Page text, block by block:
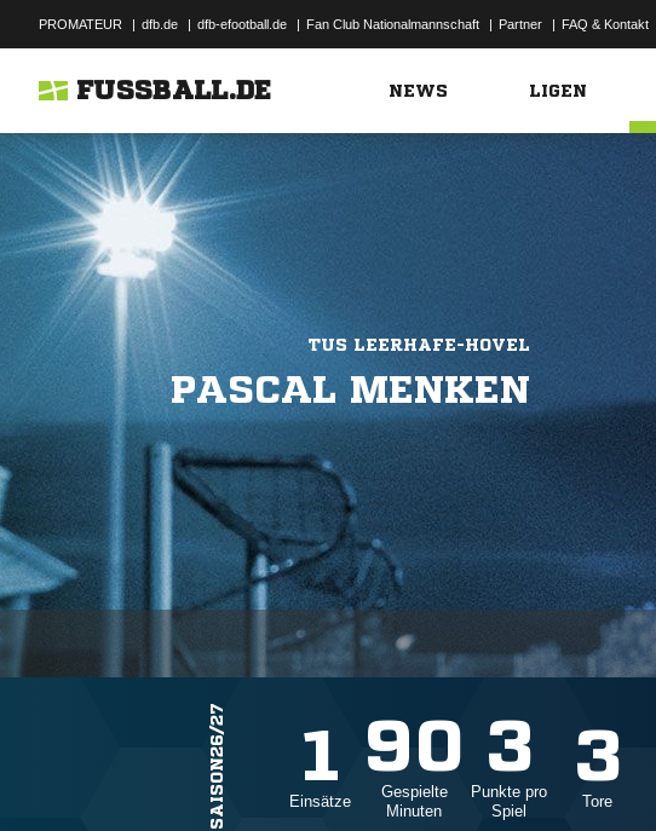
PROMATEUR | dfb.de | dfb-efootball.de | Fan Club Nationalmannschaft | Partner | FAQ & Kontakt
FUSSBALL.DE NEWS LIGEN
TUS LEERHAFE-HOVEL
PASCAL MENKEN
SAISON26/27 1
Einsätze
90
Gespielte
Minuten
3
Punkte pro
Spiel
3
Tore